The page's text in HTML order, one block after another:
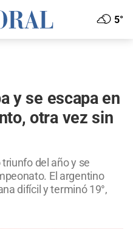
5°
y se escapa en
otra vez sin
del año y se
El argentino
difícil y terminó 19°,